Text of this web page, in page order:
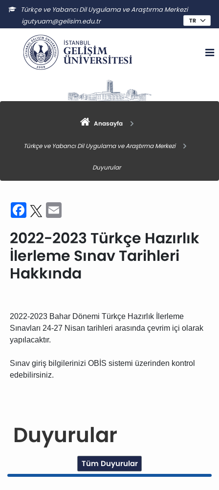
Türkçe ve Yabancı Dil Uygulama ve Araştırma Merkezi
igutyuam@gelisim.edu.tr
Anasayfa
Türkçe ve Yabancı Dil Uygulama ve Araştırma Merkezi
Duyurular
Facebook
Twitter
2022-2023 Türkçe Hazırlık
İlerleme Sınav Tarihleri
Hakkında
2022-2023 Bahar Dönemi Türkçe Hazırlık İlerleme
Sınavları 24-27 Nisan tarihleri arasında çevrim içi olarak
yapılacaktır.
Sınav giriş bilgilerinizi OBİS sistemi üzerinden kontrol
edebilirsiniz.
Duyurular
Tüm Duyurular